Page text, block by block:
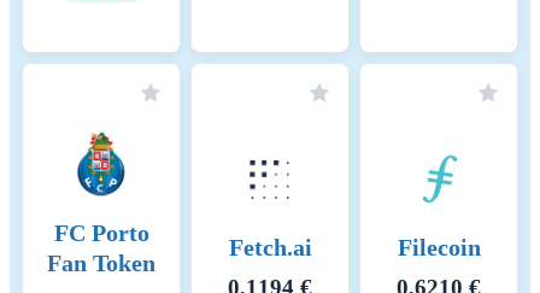
FC Porto
Fan Token
Fetch.ai
0,1194 €
Filecoin
0,6210 €